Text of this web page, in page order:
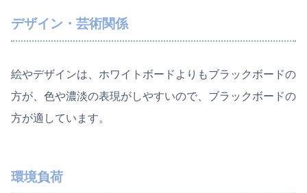
デザイン・芸術関係
絵やデザインは、ホワイトボードよりもブラックボードの
方が、色や濃淡の表現がしやすいので、ブラックボードの
方が適しています。
環境負荷